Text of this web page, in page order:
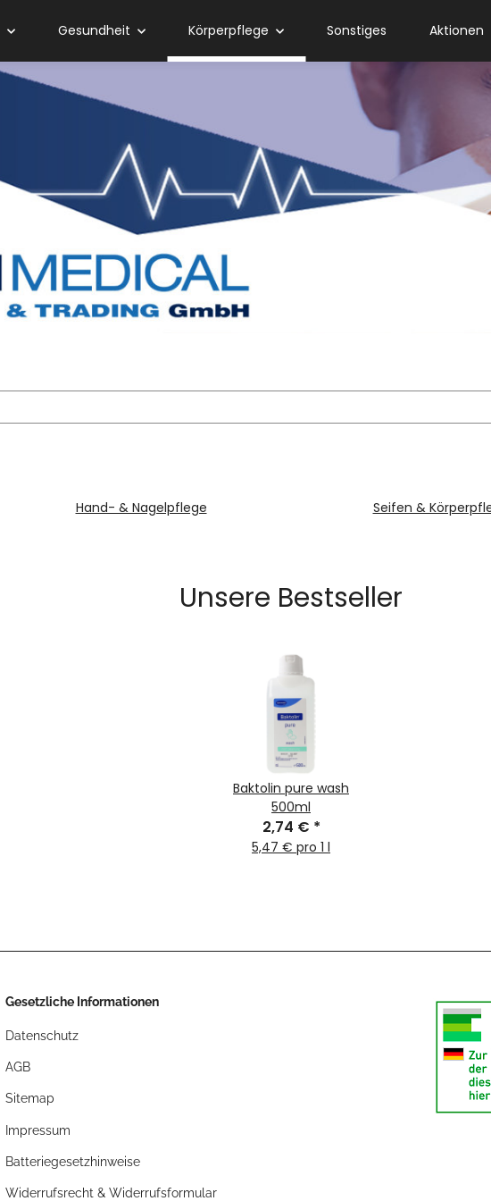
Gesundheit Körperpflege Sonstiges Aktionen
Hand- & Nagelpflege Seifen &
Unsere Bestseller
Baktolin pure wash
500ml
2,74 € *
5,47 € pro 1 l
Gesetzliche Informationen
Datenschutz
AGB
Sitemap
Impressum
Batteriegesetzhinweise
Widerrufsrecht & Widerrufsformular